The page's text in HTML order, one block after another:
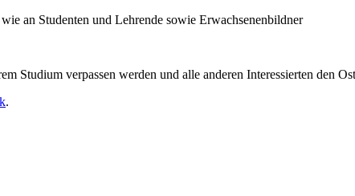
an Studenten und Lehrende sowie Erwachsenenbildner
Studium verpassen werden und alle anderen Interessierten den
.